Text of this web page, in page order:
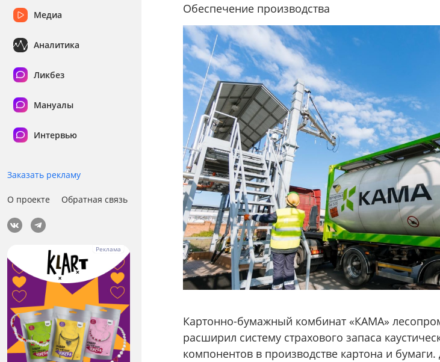
Медиа
Аналитика
Ликбез
Мануалы
Интервью
Заказать рекламу
О проекте Обратная связь
Обеспечение производства
Картонно-бумажный комбинат «КАМА»
расширил систему страхового запаса
компонентов в производстве картона и